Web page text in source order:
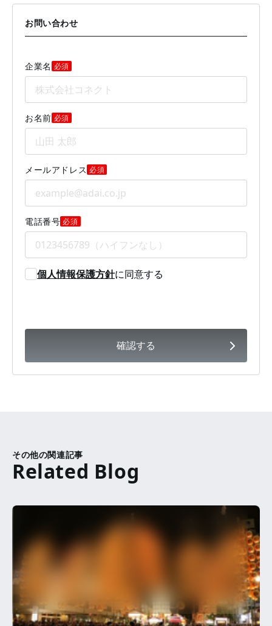
お問い合わせ
企業名 必須
お名前 必須
メールアドレス 必須
電話番号 必須
個人情報保護方針に同意する
確認する
その他の関連記事